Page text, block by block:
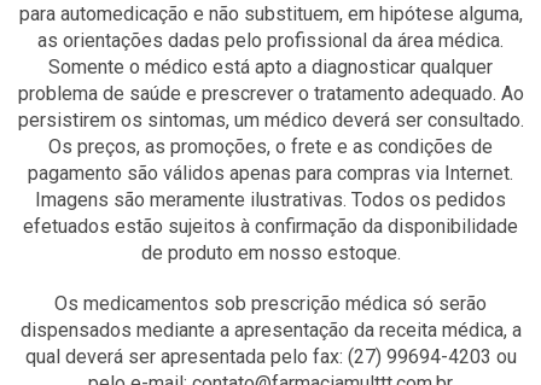
para automedicação e não substituem, em hipótese alguma,
as orientações dadas pelo profissional da área médica.
Somente o médico está apto a diagnosticar qualquer
problema de saúde e prescrever o tratamento adequado. Ao
persistirem os sintomas, um médico deverá ser consultado.
Os preços, as promoções, o frete e as condições de
pagamento são válidos apenas para compras via Internet.
Imagens são meramente ilustrativas. Todos os pedidos
efetuados estão sujeitos à confirmação da disponibilidade
de produto em nosso estoque.
Os medicamentos sob prescrição médica só serão
dispensados mediante a apresentação da receita médica, a
qual deverá ser apresentada pelo fax: (27) 99694-4203 ou